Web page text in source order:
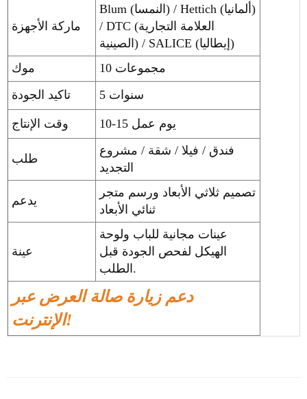
ماركة الأجهزة
Blum (النمسا) / Hettich (ألمانيا)
/ DTC (العلامة التجارية
الصينية) / SALICE (إيطاليا)
موك
10 مجموعات
تاكيد الجودة
5 سنوات
وقت الإنتاج 10-15 يوم عمل
طلب
فندق / فيلا / شقة / مشروع
يدعم
تصميم ثلاثي الأبعاد ورسم متجر
ثنائي الأبعاد
عينة
عينات مجانية للباب ولوحة
الهيكل لفحص الجودة قبل
الطلب.
دعم زيارة صالة العرض عبر
الإنترنت!